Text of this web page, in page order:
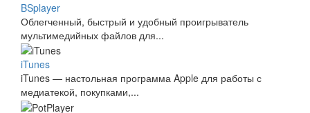
BSplayer
Облегченный, быстрый и удобный проигрыватель
мультимедийных файлов для...
iTunes
iTunes — настольная программа Apple для работы с
медиатекой, покупками,...